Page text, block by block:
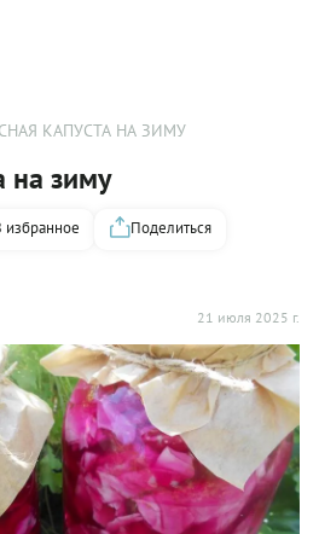
КАПУСТА НА ЗИМУ
на зиму
21 июля 2025 г.
избранное
Поделиться